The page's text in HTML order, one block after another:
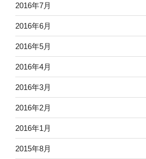
2016年7月
2016年6月
2016年5月
2016年4月
2016年3月
2016年2月
2016年1月
2015年8月